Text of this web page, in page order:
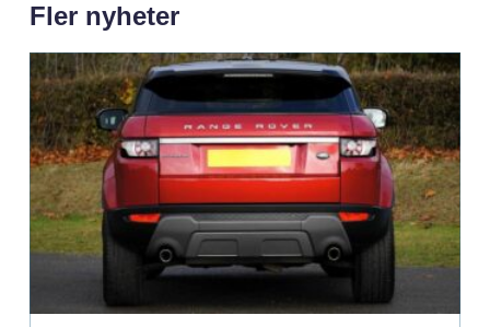
Fler nyheter